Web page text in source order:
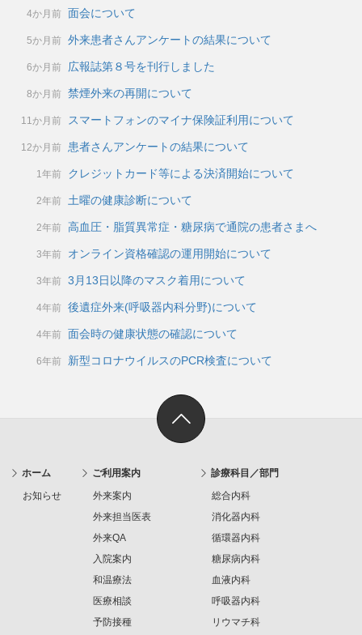
4か月前 面会について
5か月前 外来患者さんアンケートの結果について
6か月前 広報誌第８号を刊行しました
8か月前 禁煙外来の再開について
11か月前 スマートフォンのマイナ保険証利用について
12か月前 患者さんアンケートの結果について
1年前 クレジットカード等による決済開始について
2年前 土曜の健康診断について
2年前 高血圧・脂質異常症・糖尿病で通院の患者さまへ
3年前 オンライン資格確認の運用開始について
3年前 3月13日以降のマスク着用について
4年前 後遺症外来(呼吸器内科分野)について
4年前 面会時の健康状態の確認について
6年前 新型コロナウイルスのPCR検査について
ホーム
お知らせ
ご利用案内
外来案内
外来担当医表
外来QA
入院案内
和温療法
医療相談
予防接種
診療科目／部門
総合内科
消化器内科
循環器内科
糖尿病内科
血液内科
呼吸器内科
リウマチ科